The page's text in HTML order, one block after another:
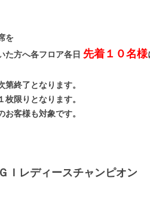
を
た方へ各フロア各日 先着１０名様
第終了となります。
枚限りとなります。
お客様も対象です。
Ｉレディースチャンピオン